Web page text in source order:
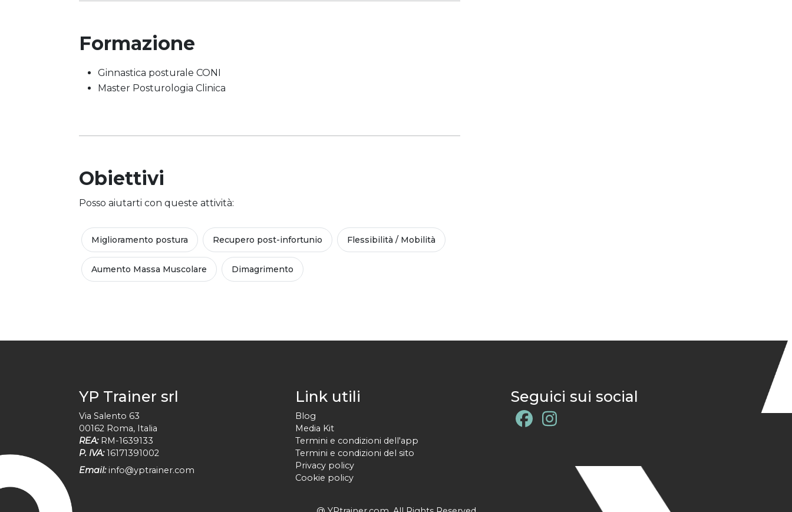
Formazione
Ginnastica posturale CONI
Master Posturologia Clinica
Obiettivi
Posso aiutarti con queste attività:
Miglioramento postura Recupero post-infortunio Flessibilità / Mobilità
Aumento Massa Muscolare Dimagrimento
YP Trainer srl
Via Salento 63
00162 Roma, Italia
REA: RM-1639133
P. IVA: 16171391002
Email: info@yptrainer.com
Link utili
Blog
Media Kit
Termini e condizioni dell'app
Termini e condizioni del sito
Privacy policy
Cookie policy
Seguici sui social